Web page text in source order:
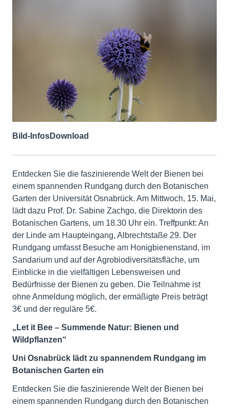
Bild-InfosDownload
Entdecken Sie die faszinierende Welt der Bienen bei
einem spannenden Rundgang durch den Botanischen
Garten der Universität Osnabrück. Am Mittwoch, 15. Mai,
lädt dazu Prof. Dr. Sabine Zachgo, die Direktorin des
Botanischen Gartens, um 18.30 Uhr ein. Treffpunkt: An
der Linde am Haupteingang, Albrechtstaße 29. Der
Rundgang umfasst Besuche am Honigbienenstand, im
Sandarium und auf der Agrobiodiversitätsfläche, um
Einblicke in die vielfältigen Lebensweisen und
Bedürfnisse der Bienen zu geben. Die Teilnahme ist
ohne Anmeldung möglich, der ermäßigte Preis beträgt
3€ und der reguläre 5€.
„Let it Bee – Summende Natur: Bienen und
Wildpflanzen“
Uni Osnabrück lädt zu spannendem Rundgang im
Botanischen Garten ein
Entdecken Sie die faszinierende Welt der Bienen bei
einem spannenden Rundgang durch den Botanischen